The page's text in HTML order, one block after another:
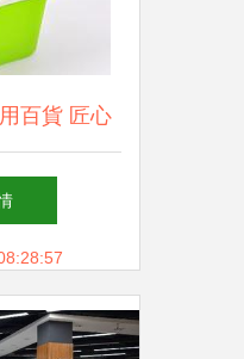
百貨 匠心
質生活